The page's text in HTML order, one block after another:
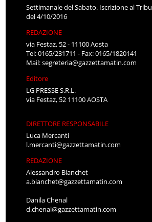
Settimanale del Sabato. Iscrizione al
del 4/10/2016
REDAZIONE
via Festaz, 52 - 11100 Aosta
Tel: 0165/231711 - Fax: 0165/1820141
Mail:segreteria@gazzettamatin.com
Editore
LG PRESSE S.R.L.
via Festaz, 52 11100 AOSTA
DIRETTORE RESPONSABILE
Luca Mercanti
l.mercanti@gazzettamatin.com
REDAZIONE
Alessandro Bianchet
a.bianchet@gazzettamatin.com
Danila Chenal
d.chenal@gazzettamatin.com